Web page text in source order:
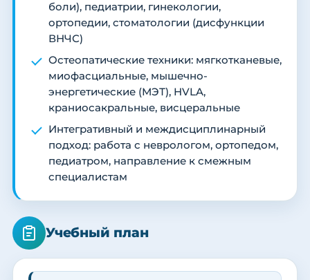
боли), педиатрии, гинекологии,
ортопедии, стоматологии (дисфункции
ВНЧС)
Остеопатические техники: мягкотканевые,
миофасциальные, мышечно-
энергетические (МЭТ), HVLA,
краниосакральные, висцеральные
Интегративный и междисциплинарный
подход: работа с неврологом, ортопедом,
педиатром, направление к смежным
специалистам
Учебный план